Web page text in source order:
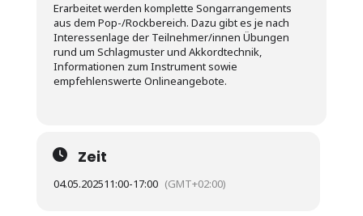
Erarbeitet werden komplette Songarrangements
aus dem Pop-/Rockbereich. Dazu gibt es je nach
Interessenlage der Teilnehmer/innen Übungen
rund um Schlagmuster und Akkordtechnik,
Informationen zum Instrument sowie
empfehlenswerte Onlineangebote.
Zeit
04.05.202511:00-17:00 (GMT+02:00)